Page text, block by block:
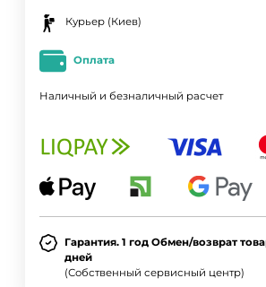
Курьер (Киев)
Оплата
Наличный и безналичный расчет
Гарантия. 1 год Обмен/возврат
дней
(Собственный сервисный центр)